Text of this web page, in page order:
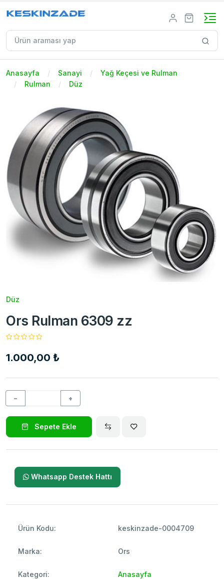
Anasayfa Sanayi
Yağ Keçesi ve Rulman
Rulman
Düz
Düz
Ors Rulman 6309 zz
1.000,00 ₺
− +
Sepete Ekle
Whatsapp Destek Hattı
Ürün Kodu: keskinzade-0004709
Marka: Ors
Kategori: Anasayfa